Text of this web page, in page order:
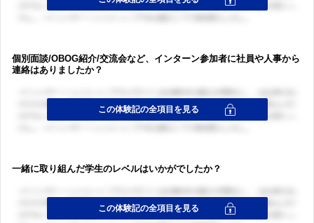
個別面談/OBOG紹介/交流会など、インターン参加者に社員や人事から
連絡はありましたか？
一緒に取り組んだ学生のレベルはいかがでしたか？